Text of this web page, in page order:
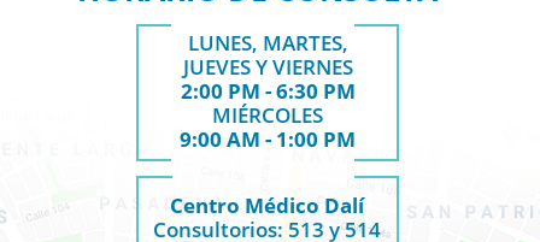
LUNES, MARTES,
JUEVES Y VIERNES
2:00 PM - 6:30 PM
MIÉRCOLES
9:00 AM - 1:00 PM
Centro Médico Dalí
Consultorios: 513 y 514